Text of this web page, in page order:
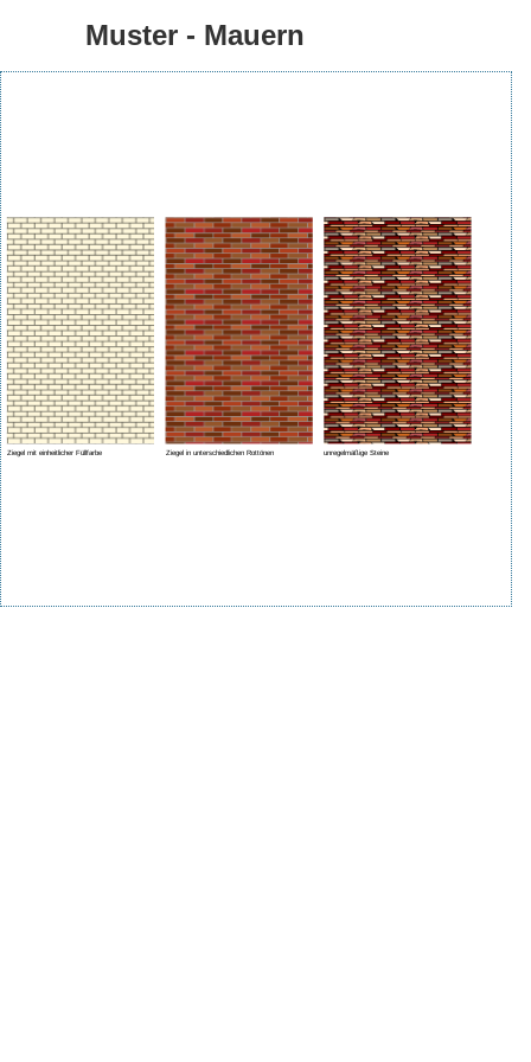
Muster - Mauern
Ziegel mit einheitlicher Füllfarbe Ziegel in unterschiedlichen Rottönen unregelmäßige Steine